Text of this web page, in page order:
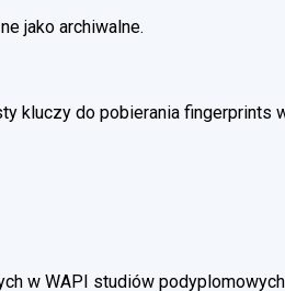
jako archiwalne.
kluczy do pobierania fingerprints
w WAPI studiów